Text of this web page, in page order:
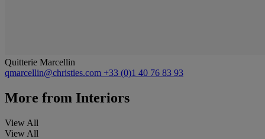
Quitterie Marcellin
qmarcellin@christies.com +33 (0)1 40 76 83 93
More from Interiors
View All
View All